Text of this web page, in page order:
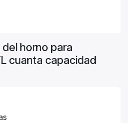
horno para
cuanta capacidad